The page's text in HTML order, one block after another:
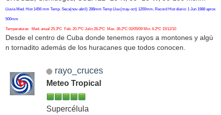
Lluvia Med. Hist 1456 mm Temp. Seca(nov-abril) 288mm Temp Lluv.(may-oct) 1200mm, Record Hist diario: 1 Jun 1988 aprox
500mm
Temperaturas Med. anual 25.3ºC Feb. 20.7ºC Julio 28.2ºC Max. 36.2ºC 02/05/09 Min. 6.2ºC 15/12/10
Desde el centro de Cuba donde tenemos rayos a montones y algú
n tornadito además de los huracanes que todos conocen.
rayo_cruces
Meteo Tropical
Supercélula